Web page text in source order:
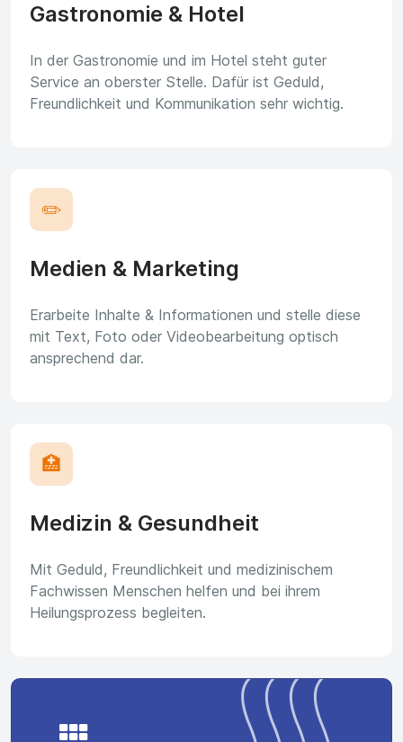
Gastronomie & Hotel
In der Gastronomie und im Hotel steht guter
Service an oberster Stelle. Dafür ist Geduld,
Freundlichkeit und Kommunikation sehr wichtig.
✏️
Medien & Marketing
Erarbeite Inhalte & Informationen und stelle diese
mit Text, Foto oder Videobearbeitung optisch
ansprechend dar.
🏥
Medizin & Gesundheit
Mit Geduld, Freundlichkeit und medizinischem
Fachwissen Menschen helfen und bei ihrem
Heilungsprozess begleiten.